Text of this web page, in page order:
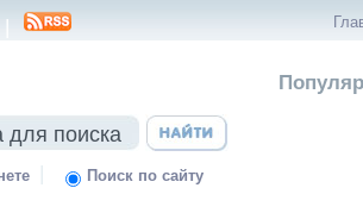
|
| Поиск по сайту